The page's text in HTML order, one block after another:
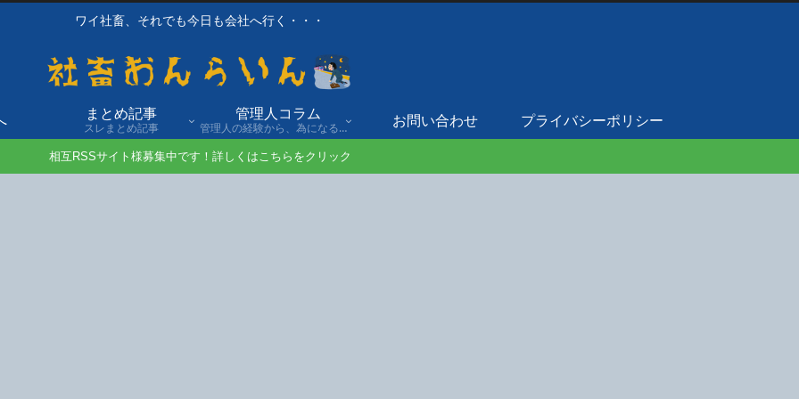
ワイ社畜、それでも今日も会社へ行く・・・
まとめ記事
スレまとめ記事
管理人コラム
管理人の経験から、為になる話や自身の経験談を発信。
お問い合わせ プライバシーポリシー
相互RSSサイト様募集中です！詳しくはこちらをクリック